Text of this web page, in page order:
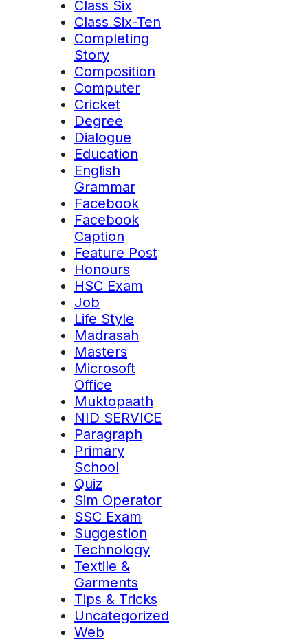
Class Six
Class Six-Ten
Completing
Story
Composition
Computer
Cricket
Degree
Dialogue
Education
English
Grammar
Facebook
Facebook
Caption
Feature Post
Honours
HSC Exam
Job
Life Style
Madrasah
Masters
Microsoft
Office
Muktopaath
NID SERVICE
Paragraph
Primary
School
Quiz
Sim Operator
SSC Exam
Suggestion
Technology
Textile &
Garments
Tips & Tricks
Uncategorized
Web